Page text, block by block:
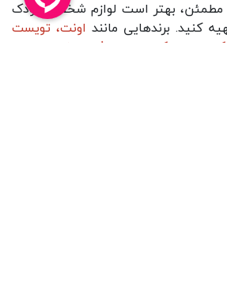
مطمئن، بهتر است لوازم شخصی کودک
کنید. برندهایی مانند اونت، تویست
سواوینکس بیبی فور لایف